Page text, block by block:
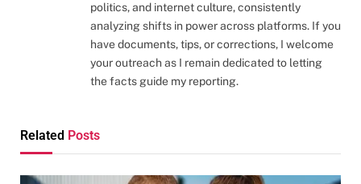
politics, and internet culture, consistently
analyzing shifts in power across platforms. If you
have documents, tips, or corrections, I welcome
your outreach as I remain dedicated to letting
the facts guide my reporting.
Related Posts